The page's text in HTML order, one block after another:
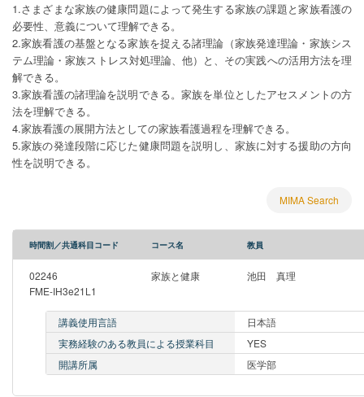
1.さまざまな家族の健康問題によって発生する家族の課題と家族看護の
必要性、意義について理解できる。
2.家族看護の基盤となる家族を捉える諸理論（家族発達理論・家族シス
テム理論・家族ストレス対処理論、他）と、その実践への活用方法を理
解できる。
3.家族看護の諸理論を説明できる。家族を単位としたアセスメントの方
法を理解できる。
4.家族看護の展開方法としての家族看護過程を理解できる。
5.家族の発達段階に応じた健康問題を説明し、家族に対する援助の方向
性を説明できる。
MIMA Search
時間割／共通科目コード コース名 教員
02246
FME-IH3e21L1
家族と健康 池田 真理
講義使用言語
日本語
実務経験のある教員による授業科目
YES
開講所属
医学部